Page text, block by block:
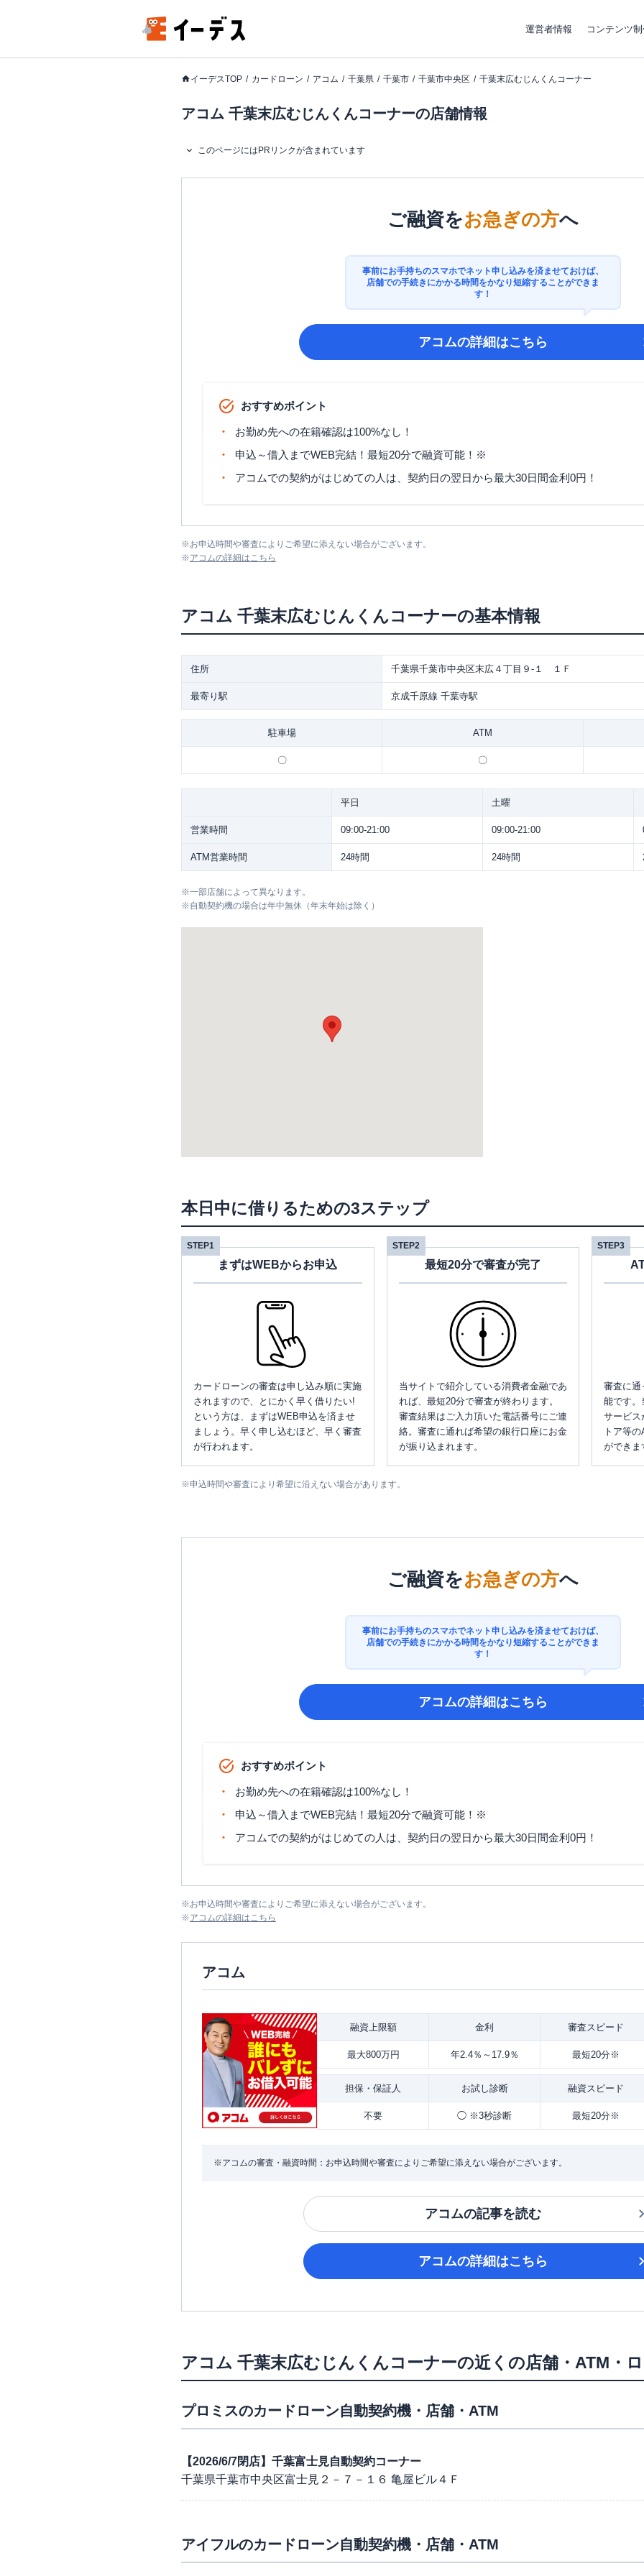
運営者情報 コンテンツ
イーデスTOP カードローン アコム 千葉県 千葉市 千葉市中央区 千葉末広むじんくんコーナー
アコム 千葉末広むじんくんコーナーの店舗情報
このページにはPRリンクが含まれています
ご融資をお急ぎの方へ
事前にお手持ちのスマホでネット申し込みを済ませておけば、
店舗での手続きにかかる時間をかなり短縮することができま
す！
アコムの詳細はこちら
おすすめポイント
お勤め先への在籍確認は100%なし！
申込～借入までWEB完結！最短20分で融資可能！※
アコムでの契約がはじめての人は、契約日の翌日から最大30日間金利0円！
※お申込時間や審査によりご希望に添えない場合がございます。
※アコムの詳細はこちら
アコム 千葉末広むじんくんコーナーの基本情報
住所 千葉県千葉市中央区末広４丁目９-１ １Ｆ
最寄り駅 京成千原線 千葉寺駅
駐車場 ATM
〇 〇
平日 土曜
営業時間 09:00-21:00 09:00-21:00
ATM営業時間 24時間 24時間
※一部店舗によって異なります。
※自動契約機の場合は年中無休（年末年始は除く）
本日中に借りるための3ステップ
STEP1
まずはWEBからお申込
カードローンの審査は申し込み順に実施
されますので、とにかく早く借りたい!
という方は、まずはWEB申込を済ませ
ましょう。早く申し込むほど、早く審査
が行われます。
STEP2
最短20分で審査が完了
当サイトで紹介している消費者金融であ
れば、最短20分で審査が終わります。
審査結果はご入力頂いた電話番号にご連
絡。審査に通れば希望の銀行口座にお金
が振り込まれます。
STEP3
審査に通
能です。
サービス
トア等
ができま
※申込時間や審査により希望に沿えない場合があります。
ご融資をお急ぎの方へ
事前にお手持ちのスマホでネット申し込みを済ませておけば、
店舗での手続きにかかる時間をかなり短縮することができま
す！
アコムの詳細はこちら
おすすめポイント
お勤め先への在籍確認は100%なし！
申込～借入までWEB完結！最短20分で融資可能！※
アコムでの契約がはじめての人は、契約日の翌日から最大30日間金利0円！
※お申込時間や審査によりご希望に添えない場合がございます。
※アコムの詳細はこちら
アコム
融資上限額 金利 審査スピード
最大800万円 年2.4％～17.9％ 最短20分※
担保・ 保証人 お試し診断 融資スピード
不要 ◯ ※3秒診断 最短20分※
※アコムの審査・融資時間：お申込時間や審査によりご希望に添えない場合がございます。
アコムの記事を読む
アコムの詳細はこちら
アコム 千葉末広むじんくんコーナーの近くの店舗・ATM・
プロミスのカードローン自動契約機・店舗・ATM
【2026/6/7閉店】千葉富士見自動契約コーナー
千葉県千葉市中央区富士見２－７－１６ 亀屋ビル４Ｆ
アイフルのカードローン自動契約機・店舗・ATM